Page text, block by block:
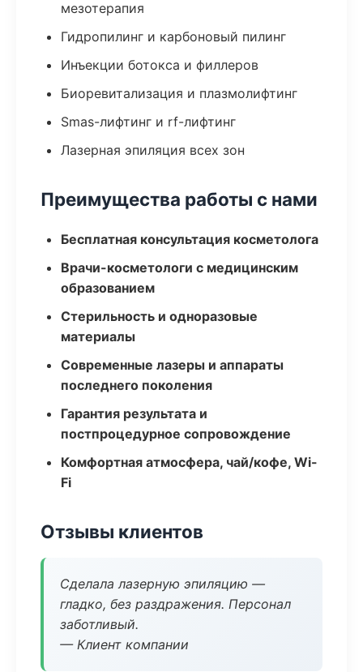
мезотерапия
Гидропилинг и карбоновый пилинг
Инъекции ботокса и филлеров
Биоревитализация и плазмолифтинг
Smas-лифтинг и rf-лифтинг
Лазерная эпиляция всех зон
Преимущества работы с нами
Бесплатная консультация косметолога
Врачи-косметологи с медицинским
образованием
Стерильность и одноразовые
материалы
Современные лазеры и аппараты
последнего поколения
Гарантия результата и
постпроцедурное сопровождение
Комфортная атмосфера, чай/кофе, Wi-
Fi
Отзывы клиентов
Сделала лазерную эпиляцию —
гладко, без раздражения. Персонал
заботливый.
— Клиент компании